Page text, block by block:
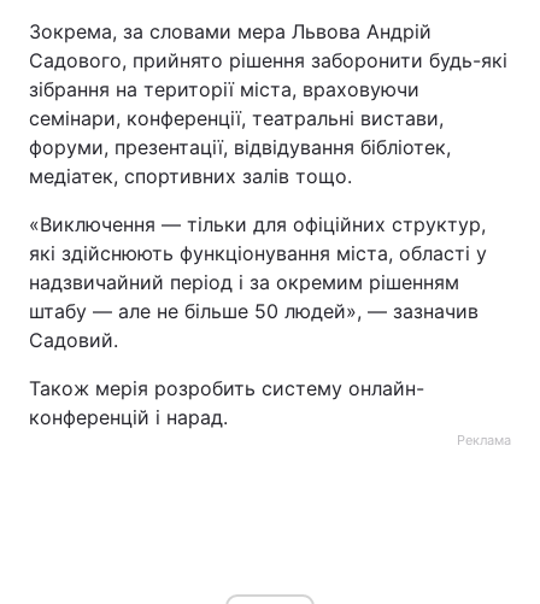
Зокрема, за словами мера Львова Андрій
Садового, прийнято рішення заборонити будь-які
зібрання на території міста, враховуючи
семінари, конференції, театральні вистави,
форуми, презентації, відвідування бібліотек,
медіатек, спортивних залів тощо.
«Виключення — тільки для офіційних структур,
які здійснюють функціонування міста, області у
надзвичайний період і за окремим рішенням
штабу — але не більше 50 людей», — зазначив
Садовий.
Також мерія розробить систему онлайн-
конференцій і нарад.
Реклама